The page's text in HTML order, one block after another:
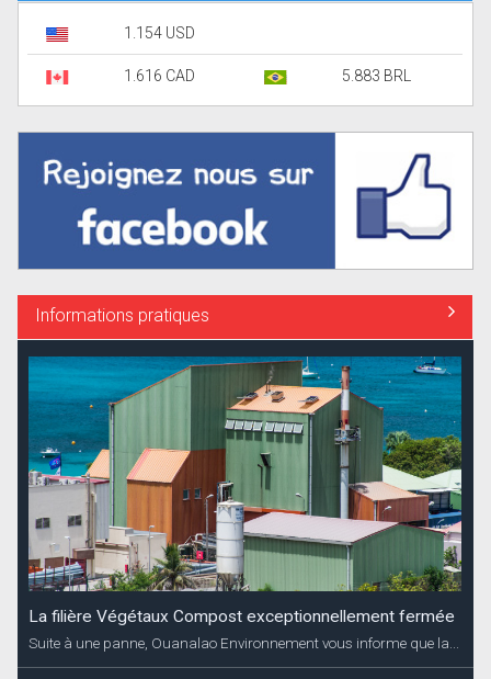
1.154 USD
1.616 CAD 5.883 BRL
Informations pratiques
La filière Végétaux Compost exceptionnellement fermée
Suite à une panne, Ouanalao Environnement vous informe que la...